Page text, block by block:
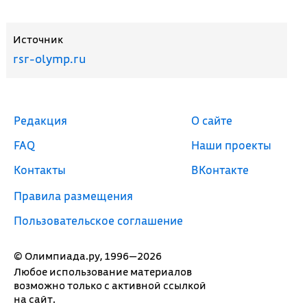
Источник
rsr-olymp.ru
© Олимпиада.ру, 1996—2026
Любое использование материалов
возможно только с активной ссылкой
на сайт.
Редакция
FAQ
Контакты
Правила размещения
Пользовательское соглашение
О сайте
Наши проекты
ВКонтакте